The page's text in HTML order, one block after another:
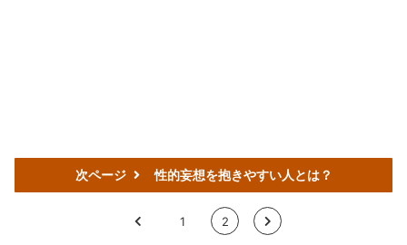
次ページ 性的妄想を抱きやすい人とは？
< 1 2 >